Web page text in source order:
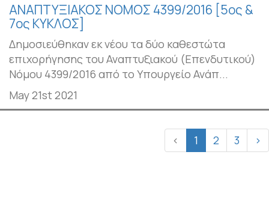
ΑΝΑΠΤΥΞΙΑΚΟΣ ΝΟΜΟΣ 4399/2016 [5ος &
7ος ΚΥΚΛΟΣ]
Δημοσιεύθηκαν εκ νέου τα δύο καθεστώτα
επιχορήγησης του Αναπτυξιακού (Επενδυτικού)
Νόμου 4399/2016 από το Υπουργείο Ανάπ...
May 21st 2021
‹ 1 2 3 ›